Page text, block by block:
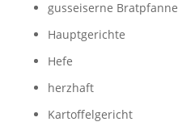
gusseiserne Bratpfanne
Hauptgerichte
Hefe
herzhaft
Kartoffelgericht